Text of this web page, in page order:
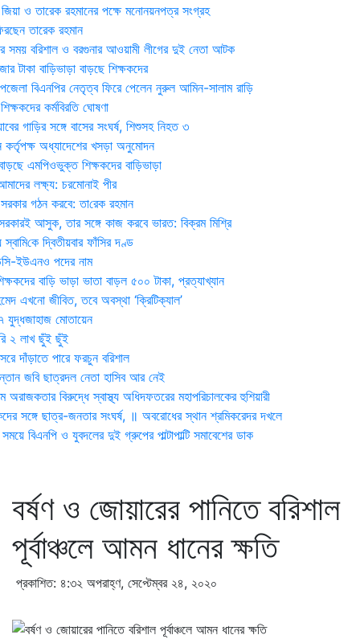
ও তারেক রহমানের পক্ষে মনোনয়নপত্র সংগ্রহ
তারেক রহমান
সময় ব‌রিশাল ও বরগুনার আওয়ামী লীগের দুই নেতা আটক
টাকা বাড়িভাড়া বাড়ছে শিক্ষকদের
বিএনপির নেতৃত্ব ফিরে পেলেন নুরুল আমিন-সালাম রাড়ি
কর্মবিরতি ঘোষণা
গাড়ির সঙ্গে বাসের সংঘর্ষ, শিশুসহ নিহত ৩
কর্তৃপক্ষ অধ্যাদেশের খসড়া অনুমোদন
এমপিওভুক্ত শিক্ষকদের বাড়িভাড়া
লক্ষ্য: চরমোনাই পীর
গঠন করবে: তা‌রেক রহমান
আসুক, তার সঙ্গে কাজ করবে ভারত: বিক্রম মিশ্রি
দ্বিতীয়বার ফাঁসির দণ্ড
ইউএনও পদের নাম
বাড়ি ভাড়া ভাতা বাড়ল ৫০০ টাকা, প্রত্যাখ্যান
এখনো জীবিত, তবে অবস্থা ‘ক্রিটিক্যাল’
যুদ্ধজাহাজ মোতায়েন
২ লাখ ছুঁই ছুঁই
দাঁড়াতে পারে ফরচুন বরিশাল
জবি ছাত্রদল নেতা হাসিব আর নেই
অরাজকতার বিরুদ্ধে স্বাস্থ্য অধিদফতরের মহাপরিচালকের হুশিয়ারী
সঙ্গে ছাত্র-জনতার সংঘর্ষ, ॥ অবরোধের স্থান শ্রমিকরেদর দখলে
বিএনপি ও যুবদলের দুই গ্রুপের পাল্টাপাল্টি সমাবেশের ডাক
বর্ষণ ও জোয়ারের পানিতে বরিশাল
পূর্বাঞ্চলে আমন ধানের ক্ষতি
প্রকাশিত: ৪:৩২ অপরাহ্ণ, সেপ্টেম্বর ২৪, ২০২০